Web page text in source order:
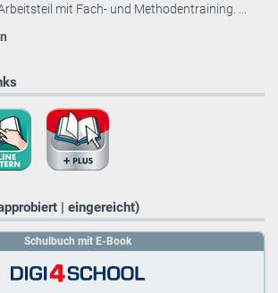
mit Fach- und Methodentraining. ...
| eingereicht)
Schulbuch mit E-Book